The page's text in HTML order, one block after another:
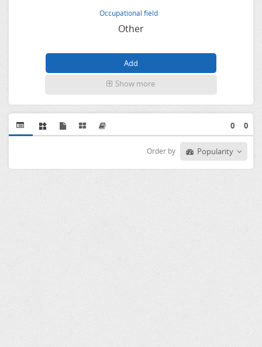
Occupational field
Other
Show more
0
0
Order by Popularity